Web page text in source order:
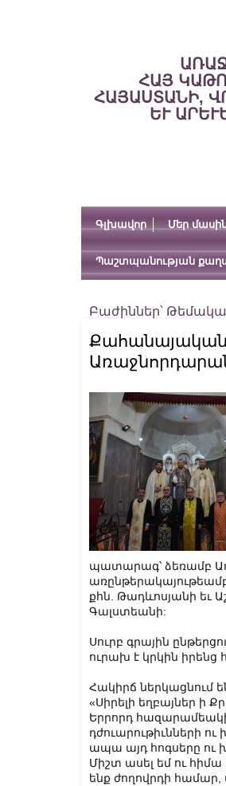
ՀԱՅ
ՀԱՅԱՍՏԱՆԻ,
ԵՒ
Գլխավոր Մեր
Պաշտպանության
Բաժիններ՝
Քահանայական
պատարագ՝ ձեռամբ
քհն. Թադևոսյանի եւ
Գալստեանի:
Սուրբ գրային
ուրախ է կրկին իրենց
Հակիրճ ներկացնում
«Սիրելի եղբայներ ի
Երրորդ
դժուարութիւնների
ապա այդ հոգսերը ու
Միշտ ասել եմ ու հիմա
ենք ժողովրդի համար,